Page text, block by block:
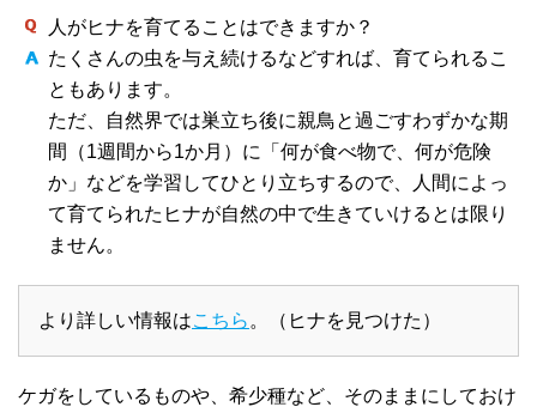
人がヒナを育てることはできますか？
たくさんの虫を与え続けるなどすれば、育てられるこ
ともあります。
ただ、自然界では巣立ち後に親鳥と過ごすわずかな期
間（1週間から1か月）に「何が食べ物で、何が危険
か」などを学習してひとり立ちするので、人間によっ
て育てられたヒナが自然の中で生きていけるとは限り
ません。
より詳しい情報はこちら 。（ヒナを見つけた）
ケガをしているものや、希少種など、そのままにしておけ